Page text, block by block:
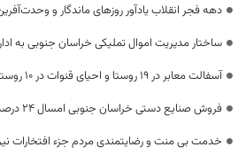
دهه فجر انقلاب یادآور روزهای ماندگار و
ساختار مدیریت اموال تملیکی خراسان جنوبی به
آسفالت معابر در 19 روستا و احیای قنوات در 10 روستای بخش ماژان خوسف
فروش صنایع دستی خراسان جنوبی امسال 24 درصد افزایش یافت.
خدمت بی منت و رضایتمندی مردم جزء افتخارات